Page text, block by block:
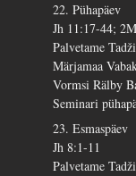
22. Pühapäev
Jh 11:17-44;
Palvetame
Märjamaa
Vormsi Rälby
Seminari
23. Esmaspäev
Jh 8:1-11
Palvetame